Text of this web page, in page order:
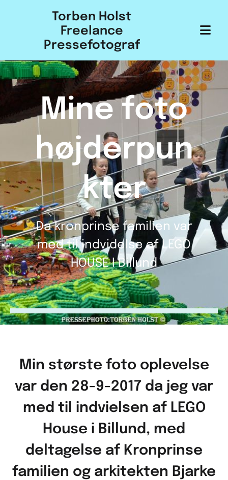
Torben Holst
Freelance
Pressefotograf
Mine foto
højderpun
kter
Da kronprinse familien var
med til indvidelse af LEGO
HOUSE I Billund
Min største foto oplevelse
var den 28-9-2017 da jeg var
med til indvielsen af LEGO
House i Billund, med
deltagelse af Kronprinse
familien og arkitekten Bjarke